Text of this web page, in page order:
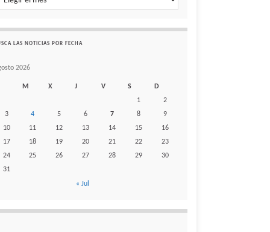
LAS NOTICIAS POR FECHA
2026
M X J V S
D
1
2
3
4 5 6 7 8
9
10
11 12 13 14 15
16
17
18 19 20 21 22
23
24
25 26 27 28 29
30
31
« Jul